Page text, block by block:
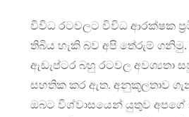
විවිධ රටවලට විවිධ ආරක්ෂක
තිබිය හැකි බව අපි තේරුම් ගනිමු.
ඇඩැප්ටර බහු රටවල අවශ්‍යතා
සහතික කර ඇත. අනුකූලතාව
ඔබට විශ්වාසයෙන් යුතුව අපගේ